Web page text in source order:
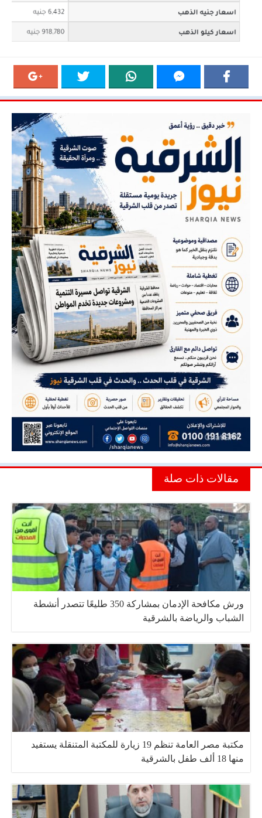
مقالات ذات صلة
ورش مكافحة الإدمان بمشاركة 350 طليعًا تتصدر أنشطة
الشباب والرياضة بالشرقية
مكتبة مصر العامة تنظم 19 زيارة للمكتبة المتنقلة يستفيد
منها 18 ألف طفل بالشرقية